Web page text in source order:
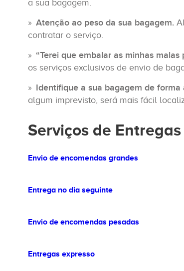
a sua bagagem.
Atenção ao peso da sua bagagem.
contratar o serviço.
“Terei que embalar as minhas malas
os serviços exclusivos de envio de
Identifique a sua bagagem de
algum imprevisto, será mais fácil
Serviços de Entregas
Envio de encomendas grandes
Entrega no dia seguinte
Envio de encomendas pesadas
Entregas expresso